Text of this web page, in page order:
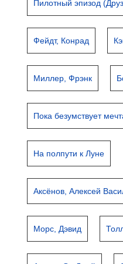
Пилотный эпизод
Фейдт, Конрад
Миллер, Фрэнк
Пока безумствует
На полпути к Луне
Аксёнов, Алексей
Морс, Дэвид